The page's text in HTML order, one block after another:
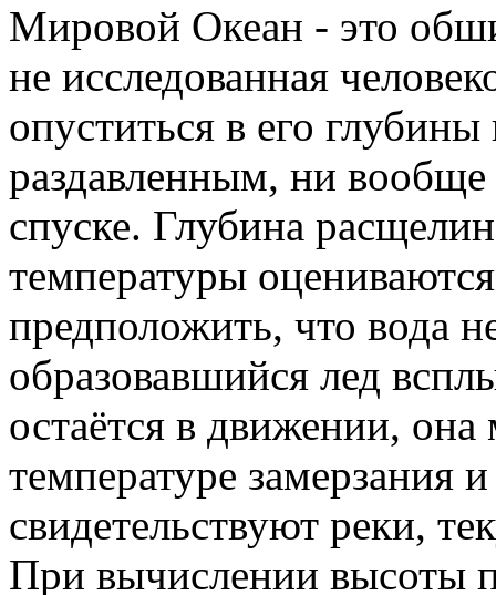
Мировой Океан - это
не исследованная
опуститься в его
раздавленным, ни вообще
спуске. Глубина
температуры
предположить, что вода
образовавшийся лед
остаётся в движении,
температуре замерзания
свидетельствуют реки,
При вычислении высоты